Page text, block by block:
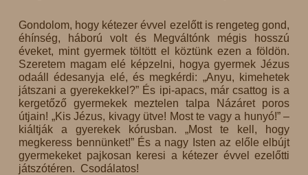
Gondolom, hogy kétezer évvel ezelőtt is rengeteg gond,
éhínség, háború volt és Megváltónk mégis hosszú
éveket, mint gyermek töltött el köztünk ezen a földön.
Szeretem magam elé képzelni, hogya gyermek Jézus
odaáll édesanyja elé, és megkérdi: „Anyu, kimehetek
játszani a gyerekekkel?” És ipi-apacs, már csattog is a
kergetőző gyermekek meztelen talpa Názáret poros
útjain! „Kis Jézus, kivagy ütve! Most te vagy a hunyó!” –
kiáltják a gyerekek kórusban. „Most te kell, hogy
megkeress bennünket!” És a nagy Isten az előle elbújt
gyermekeket pajkosan keresi a kétezer évvel ezelőtti
játszótéren. Csodálatos!